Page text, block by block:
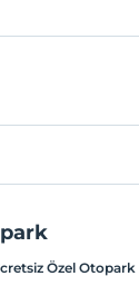
Özel Otopark